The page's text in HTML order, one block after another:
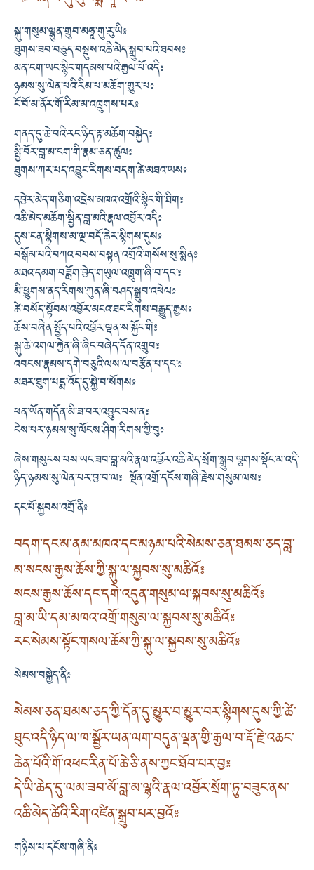
སྐུ་གསུམ་ལྷུན་གྲུབ་མཧཱ་གུ་རུ་ཡི༔
ཐུགས་ཟབ་བཅུད་བསྡུས་འཆི་མེད་སྒྲུབ་པའི་ཐབས༔
མན་ངག་ཡང་སྙིང་གདམས་པའི་རྒྱལ་པོ་འདི༔
ཉམས་སུ་ལེན་པའི་རིམ་པ་མཆོག་གྱུར་པ༔
ངོ་བོ་མ་ནོར་གོ་རིམ་མ་འཁྲུགས་པར༔
གནད་དུ་ཆེ་བའི་རང་ཉིད་རྟ་མཆོག་བསྐྱེད༔
སྤྱི་བོར་བླ་མ་ངག་གི་རྣམ་ཅན་ཚུལ༔
ཐུགས་ཀར་པད་འབྱུང་རིགས་བདག་ཚེ་མཐའ་ཡས༔
དབྱེར་མེད་གཅིག་འདྲེས་མཁའ་འགྲོའི་སྙིང་གི་ཐིག༔
འཆི་མེད་མཆོག་སྦྱིན་བླ་མའི་རྣལ་འབྱོར་འདི༔
དུས་ངན་སྙིགས་མ་ལྔ་བདོ་ཆེར་སྙིགས་དུས༔
བསྒོམ་པའི་བཀའ་བབས་བསྟན་འགྲོའི་གསོས་སུ་སྨིན༔
མཐའ་དམག་བཟློག་བྱེད་གཡུལ་འཁྲུག་ཞི་བ་དང་༔
མི་ཕྱུགས་ནད་རིགས་ཀུན་ཞི་བཤད་སྒྲུབ་འཕེལ༔
ཚེ་བསོད་སྟོབས་འབྱོར་མངའ་ཐང་རིགས་བརྒྱུད་རྒྱས༔
ཆོས་བཞིན་སྤྱོད་པའི་འབྱོར་ལྡན་ས་སྐྱོང་གི༔
སྐུ་ཚེ་འགལ་རྐྱེན་ཞི་ཞིང་བཞེད་དོན་འགྲུབ༔
འབངས་རྣམས་དགེ་བཅུའི་ལས་ལ་བརྩོན་པ་དང་༔
མཐར་ཐུག་པདྨ་འོད་དུ་སྐྱེ་བ་སོགས༔
ཕན་ཡོན་གདོན་མི་ཟ་བར་འབྱུང་བས་ན༔
ངེས་པར་ཉམས་སུ་ལོངས་ཤིག་རིགས་ཀྱི་བུ༔
ཞེས་གསུངས་པས་ཡང་ཟབ་བླ་མའི་རྣལ་འབྱོར་འཆི་མེད་སྲོག་སྒྲུབ་ལྕགས་སྡོང་མ་འདི་
ཉིད་ཉམས་སུ་ལེན་པར་བྱ་བ་ལ༔ སྔོན་འགྲོ་དངོས་གཞི་རྗེས་གསུམ་ལས༔
དང་པོ་སྐྱབས་འགྲོ་ནི༔
བདག་དང་མ་ནམ་མཁའ་དང་མཉམ་པའི་སེམས་ཅན་ཐམས་ཅད་བླ་
མ་སངས་རྒྱས་ཆོས་ཀྱི་སྐུ་ལ་སྐྱབས་སུ་མཆིའོ༔
སངས་རྒྱས་ཆོས་དང་དགེ་འདུན་གསུམ་ལ་སྐབས་སུ་མཆིའོ༔
བླ་མ་ཡི་དམ་མཁའ་འགྲོ་གསུམ་ལ་སྐྱབས་སུ་མཆིའོ༔
རང་སེམས་སྟོང་གསལ་ཆོས་ཀྱི་སྐུ་ལ་སྐྱབས་སུ་མཆིའོ༔
སེམས་བསྐྱེད་ནི༔
སེམས་ཅན་ཐམས་ཅད་ཀྱི་དོན་དུ་མྱུར་བ་མྱུར་བར་སྙིགས་དུས་ཀྱི་ཚེ་
ཐུང་འདི་ཉིད་ལ་ཁ་སྦྱོར་ཡན་ལག་བདུན་ལྡན་གྱི་རྒྱལ་བ་རྡོ་རྗེ་འཆང་
ཆེན་པོའི་གོ་འཕང་རིན་པོ་ཆེ་ཅི་ནས་ཀྱང་ཐོབ་པར་བྱ༔
དེ་ཡི་ཆེད་དུ་ལམ་ཟབ་མོ་བླ་མ་ལྷའི་རྣལ་འབྱོར་སྲོག་ཏུ་བཟུང་ནས་
འཆི་མེད་ཚེའི་རིག་འཛིན་སྒྲུབ་པར་བྱའོ༔
གཉིས་པ་དངོས་གཞི་ནི༔